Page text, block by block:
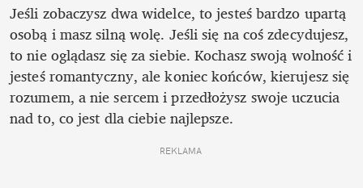
Jeśli zobaczysz dwa widelce, to jesteś bardzo upartą
osobą i masz silną wolę. Jeśli się na coś zdecydujesz,
to nie oglądasz się za siebie. Kochasz swoją wolność i
jesteś romantyczny, ale koniec końców, kierujesz się
rozumem, a nie sercem i przedłożysz swoje uczucia
nad to, co jest dla ciebie najlepsze.
REKLAMA